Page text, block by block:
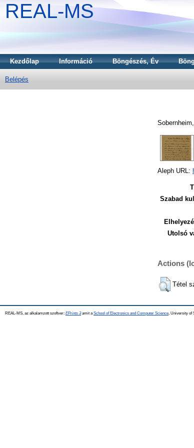
REAL-MS
Kezdőlap Információ Böngészés, Év
Belépés
Aleph URL:
Szabad
Utolsó
Actions
Tétel
REAL-MS, az alkalamzott szoftver: EPrints 3amit a School of Electronics and Computer Science , University of